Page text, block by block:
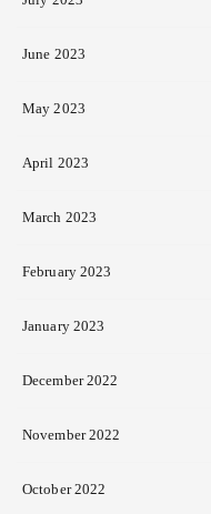
June 2023
May 2023
April 2023
March 2023
February 2023
January 2023
December 2022
November 2022
October 2022